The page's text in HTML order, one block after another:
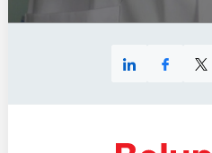
LinkedinFacebook
X